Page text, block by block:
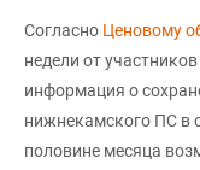
Согласно Ценовому
недели от
информация о
нижнекамского ПС в
половине месяца